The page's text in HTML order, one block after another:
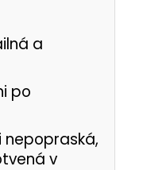
a
po
v